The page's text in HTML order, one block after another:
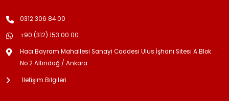
0312 306 84 00
+90 (312) 153 00 00
Hacı Bayram Mahallesi Sanayi Caddesi Ulus İşhanı Sitesi A Blok
No:2 Altındağ / Ankara
İletişim Bilgileri